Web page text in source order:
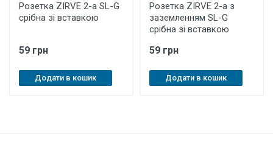
Розетка ZIRVE 2-а SL-G
срібна зі вставкою
59 грн
Додати в кошик
Розетка ZIRVE 2-а з
заземленням SL-G
срібна зі вставкою
59 грн
Додати в кошик